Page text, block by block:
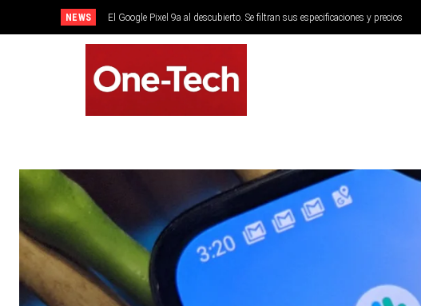
NEWS El Google Pixel 9a al descubierto. Se filtran sus especificaciones y precios